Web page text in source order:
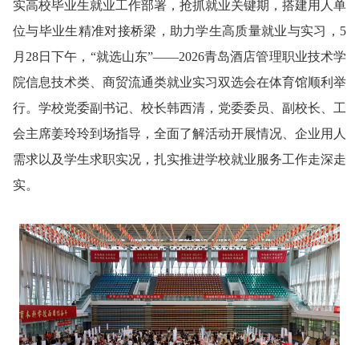
实高校毕业生就业工作部署，抢抓就业关键期，搭建用人单
位与毕业生精准对接桥梁，助力学生高质量就业与实习，5
月28日下午，“就选山东”——2026青岛酒店管理职业技术学
院信息技术类、商贸流通类就业实习双选会在体育馆顺利举
行。学校党委副书记、校长韩西清，党委委员、副校长、工
会主席姜玲玲到场指导，全面了解活动开展情况、企业用人
需求以及学生求职实况，扎实推进学校就业服务工作走深走
实。